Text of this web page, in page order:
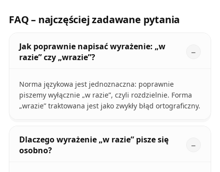
FAQ – najczęściej zadawane pytania
Jak poprawnie napisać wyrażenie: „w
razie” czy „wrazie”?
Norma językowa jest jednoznaczna: poprawnie
piszemy wyłącznie „w razie”, czyli rozdzielnie. Forma
„wrazie” traktowana jest jako zwykły błąd ortograficzny.
Dlaczego wyrażenie „w razie” pisze się
osobno?